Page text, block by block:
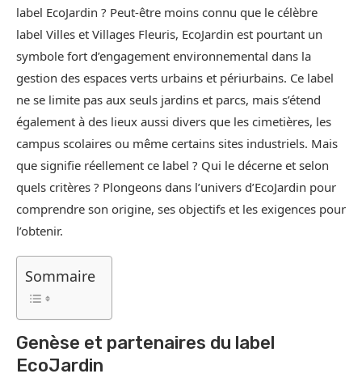
label EcoJardin ? Peut-être moins connu que le célèbre
label Villes et Villages Fleuris, EcoJardin est pourtant un
symbole fort d’engagement environnemental dans la
gestion des espaces verts urbains et périurbains. Ce label
ne se limite pas aux seuls jardins et parcs, mais s’étend
également à des lieux aussi divers que les cimetières, les
campus scolaires ou même certains sites industriels. Mais
que signifie réellement ce label ? Qui le décerne et selon
quels critères ? Plongeons dans l’univers d’EcoJardin pour
comprendre son origine, ses objectifs et les exigences pour
l’obtenir.
Sommaire
Genèse et partenaires du label
EcoJardin